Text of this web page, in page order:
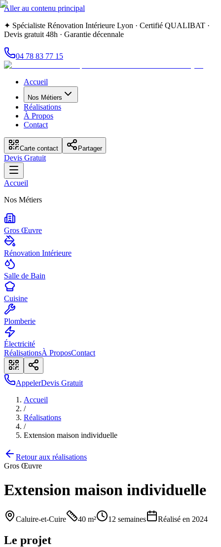
Aller au contenu principal
✦ Spécialiste Rénovation Intérieure Lyon · Certifié QUALIBAT ·
Devis gratuit 48h · Garantie décennale
04 78 83 77 15
Accueil
Nos Métiers
Réalisations
À Propos
Contact
Carte contact Partager
Devis Gratuit
Accueil
Nos Métiers
Gros Œuvre
Rénovation Intérieure
Salle de Bain
Cuisine
Plomberie
Électricité
RéalisationsÀ ProposContact
AppelerDevis Gratuit
Accueil
/
Réalisations
/
Extension maison individuelle
Retour aux réalisations
Gros Œuvre
Extension maison individuelle
Caluire-et-Cuire 40 m² 12 semaines Réalisé en 2024
Le projet